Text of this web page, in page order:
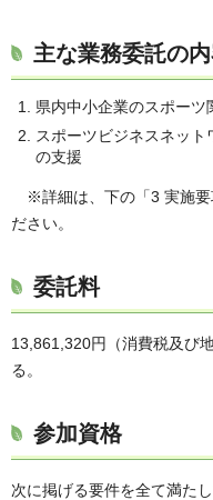
主な業務委託の
県内中小企業のスポー
スポーツビジネスネッ
の支援
※詳細は、下の「3 実施要
ださい。
委託料
13,861,320円（消費税及び
る。
参加資格
次に掲げる要件を全て満た